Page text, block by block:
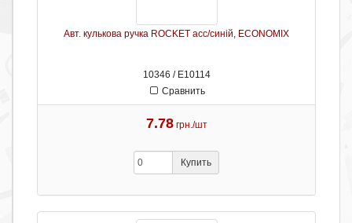
Авт. кулькова ручка ROCKET асс/синій, ECONOMIX
10346 / Е10114
Сравнить
7.78 грн./шт
Купить